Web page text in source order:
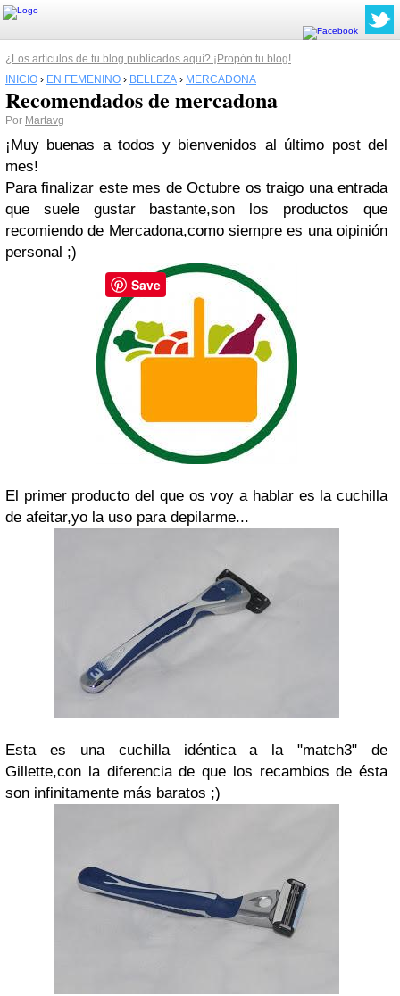
¿Los artículos de tu blog publicados aquí? ¡Propón tu blog!
INICIO › EN FEMENINO › BELLEZA › MERCADONA
Recomendados de mercadona
Por Martavg
¡Muy buenas a todos y bienvenidos al último post del
mes!
Para finalizar este mes de Octubre os traigo una entrada
que suele gustar bastante,son los productos que
recomiendo de Mercadona,como siempre es una oipinión
personal ;)
El primer producto del que os voy a hablar es la cuchilla
de afeitar,yo la uso para depilarme...
Esta es una cuchilla idéntica a la "match3" de
Gillette,con la diferencia de que los recambios de ésta
son infinitamente más baratos ;)
Save